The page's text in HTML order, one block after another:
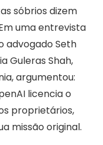
sóbrios dizem
uma entrevista
advogado Seth
Guleras Shah,
argumentou:
licencia o
proprietários,
missão original.